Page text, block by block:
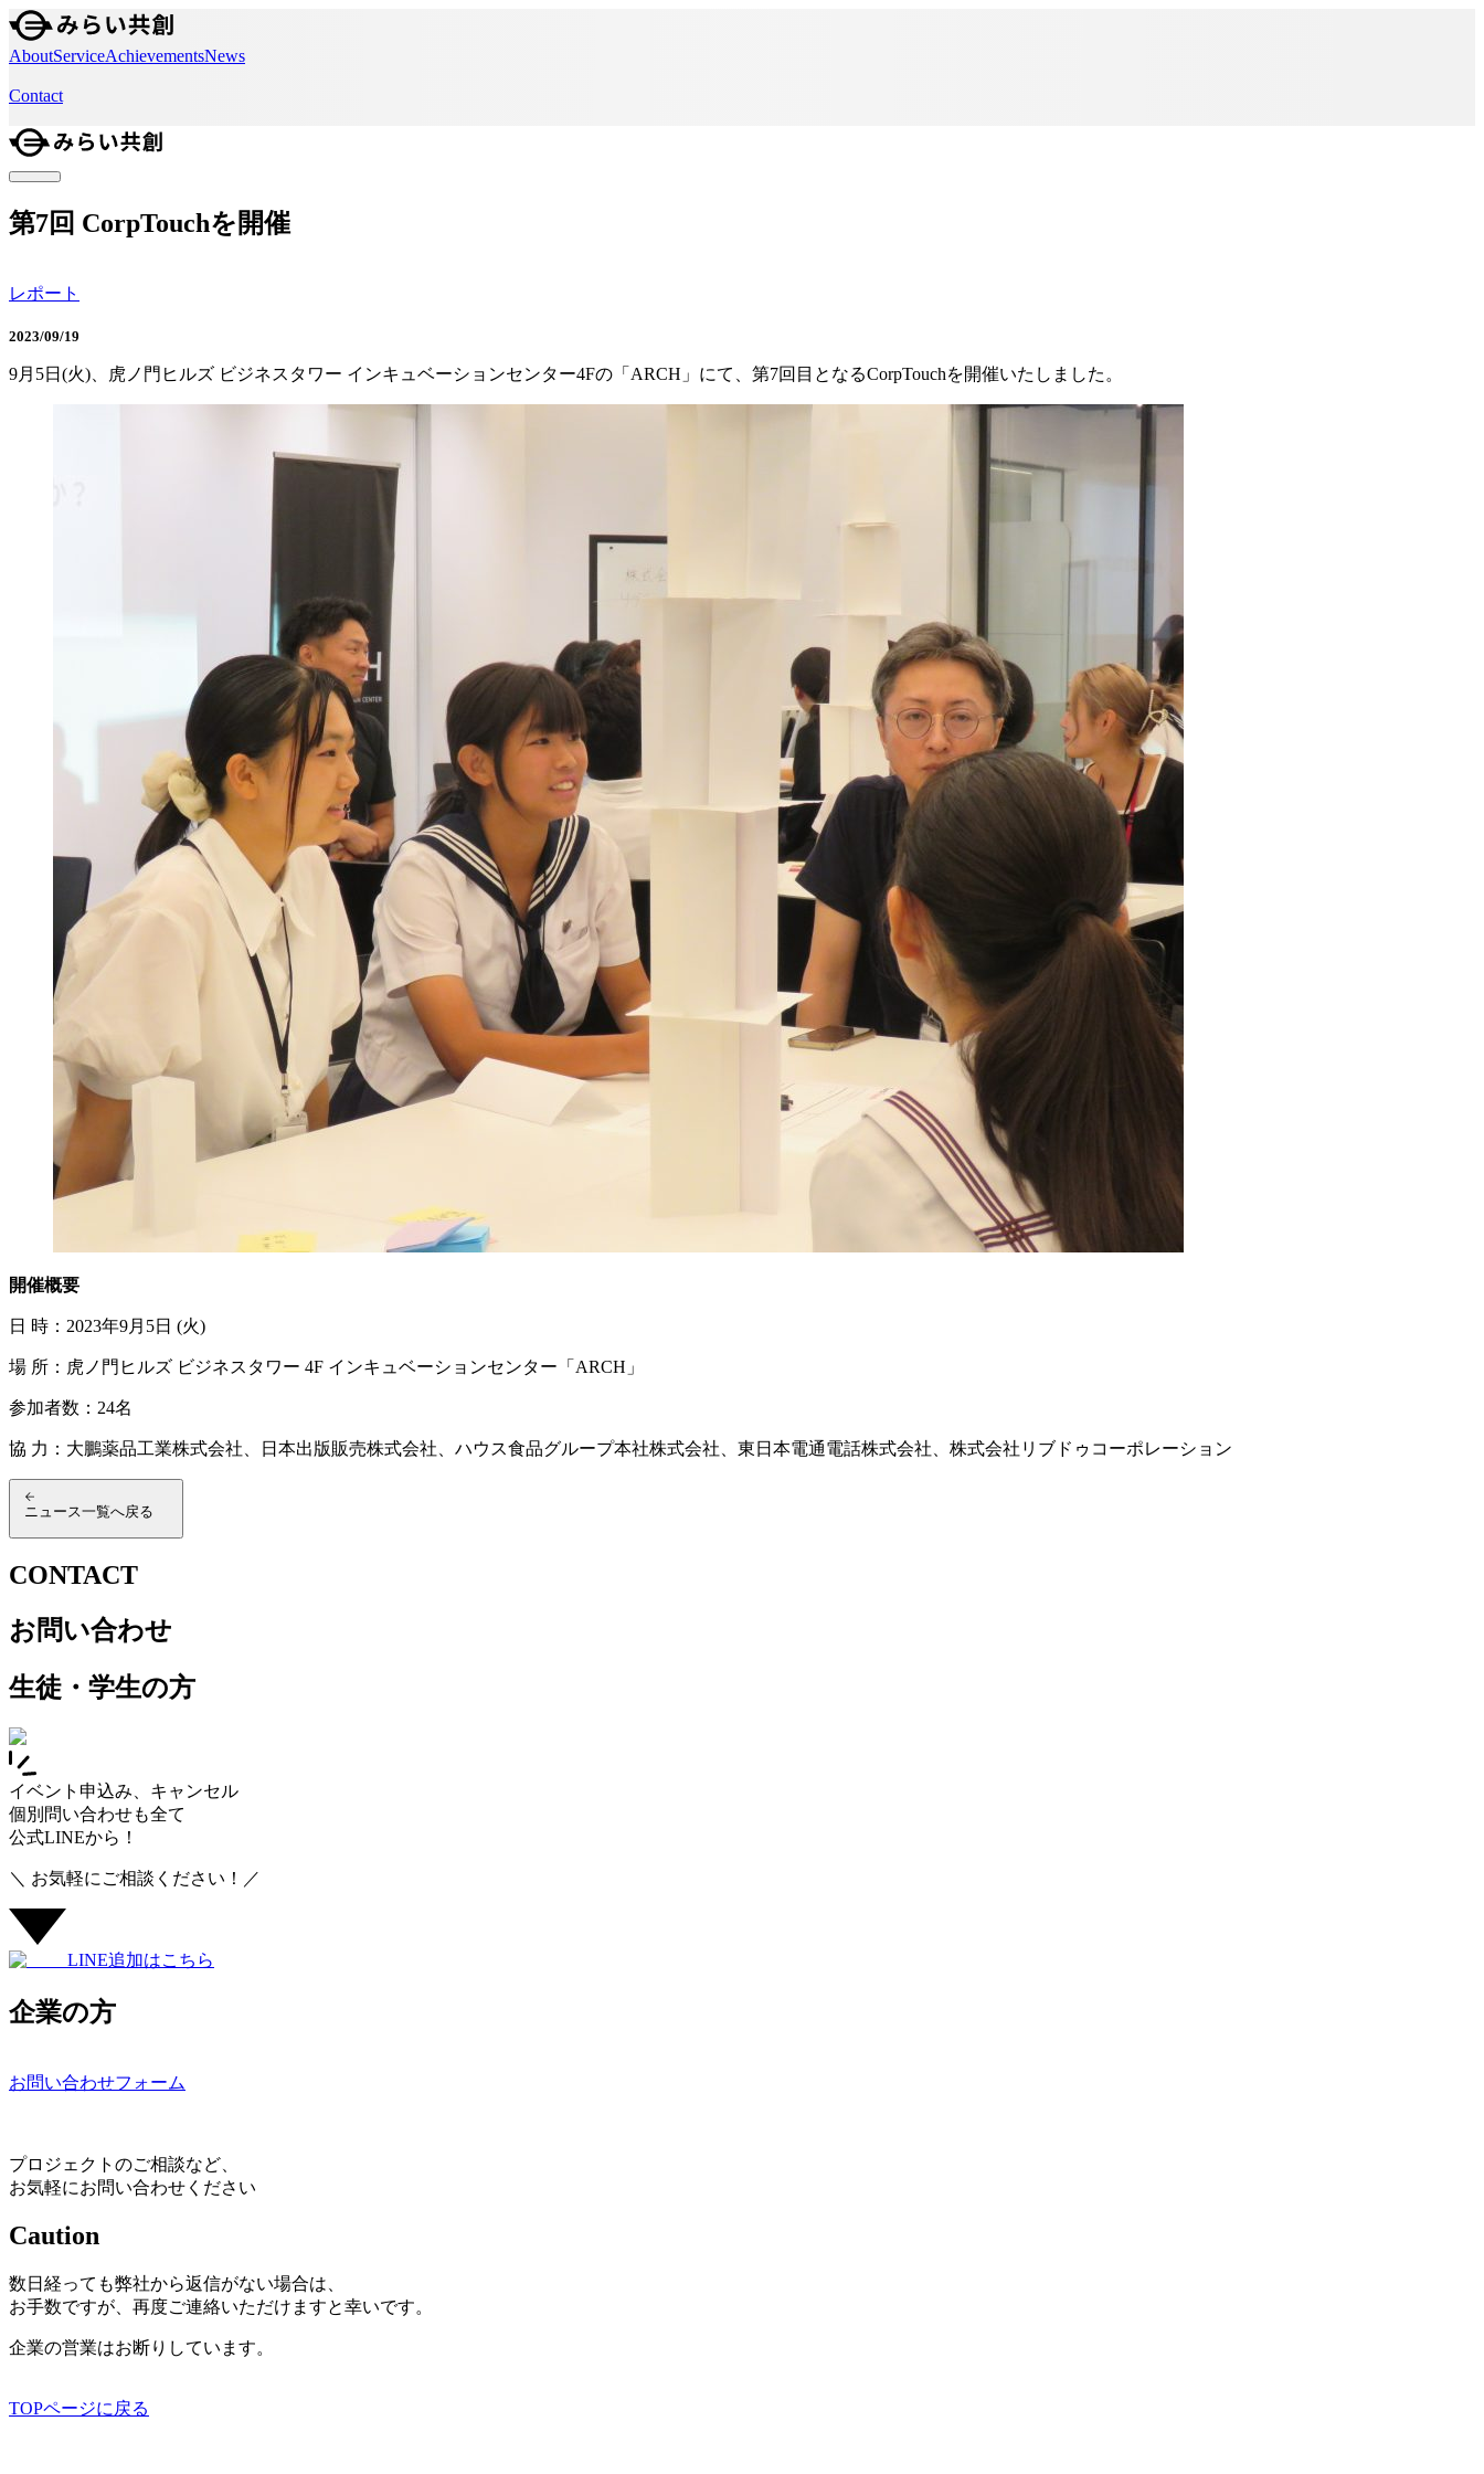
AboutServiceAchievementsNews
Contact
第7回 CorpTouchを開催
レポート
2023/09/19
9月5日(火)、虎ノ門ヒルズ ビジネスタワー インキュベーションセンター4Fの「ARCH」にて、第7回目となるCorpTouchを開催いたしました。
開催概要
日 時：2023年9月5日 (火)
場 所：虎ノ門ヒルズ ビジネスタワー 4F インキュベーションセンター「ARCH」
参加者数：24名
協 力：大鵬薬品工業株式会社、日本出版販売株式会社、ハウス食品グループ本社株式会社、東日本電通電話株式会社、株式会社リブドゥコーポレーション
ニュース一覧へ戻る
CONTACT
お問い合わせ
生徒・学生の方
イベント申込み、キャンセル
個別問い合わせも全て
公式LINEから！
＼ お気軽にご相談ください！／
LINE追加はこちら
企業の方
お問い合わせフォーム
プロジェクトのご相談など、
お気軽にお問い合わせください
Caution
数日経っても弊社から返信がない場合は、
お手数ですが、再度ご連絡いただけますと幸いです。
企業の営業はお断りしています。
TOPページに戻る